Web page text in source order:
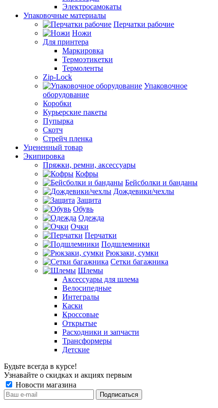
Электросамокаты
Упаковочные материалы
Перчатки рабочие
Ножи
Для принтера
Маркировка
Термоэтикетки
Термоленты
Zip-Lock
Упаковочное
оборудование
Коробки
Курьерские пакеты
Пупырка
Скотч
Стрейч пленка
Уцененный товар
Экипировка
Пряжки, ремни, аксессуары
Кофры
Бейсболки и банданы
Дождевики/чехлы
Защита
Обувь
Одежда
Очки
Перчатки
Подшлемники
Рюкзаки, сумки
Сетки багажника
Шлемы
Аксессуары для шлема
Велосипедные
Интегралы
Каски
Кроссовые
Открытые
Расходники и запчасти
Трансформеры
Детские
Будьте всегда в курсе!
Узнавайте о скидках и акциях первым
Новости магазина